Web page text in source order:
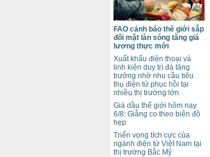
FAO cảnh báo thế giới sắp
đối mặt làn sóng tăng giá
lương thực mới
Xuất khẩu điện thoại và
linh kiện duy trì đà tăng
trưởng nhờ nhu cầu tiêu
thụ điện tử phục hồi tại
nhiều thị trường lớn
Giá dầu thế giới hôm nay
6/8: Giằng co theo biên độ
hẹp
Triển vọng tích cực của
ngành điện tử Việt Nam tại
thị trường Bắc Mỹ